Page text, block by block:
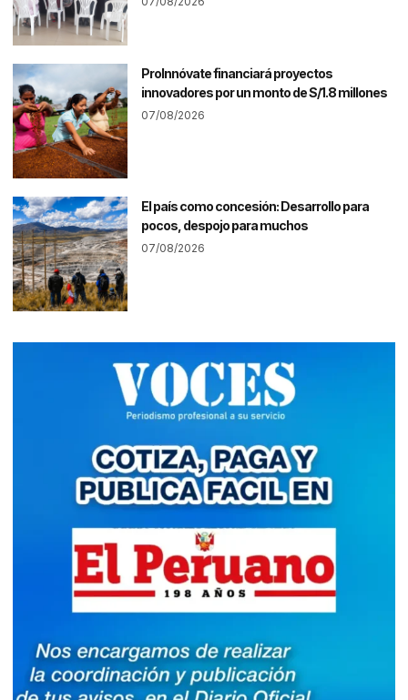
ProInnóvate financiará proyectos
innovadores por un monto de S/1.8 millones
07/08/2026
El país como concesión: Desarrollo para
pocos, despojo para muchos
07/08/2026